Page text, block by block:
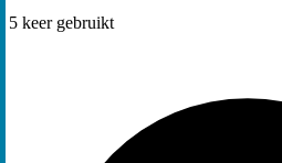
5 keer gebruikt